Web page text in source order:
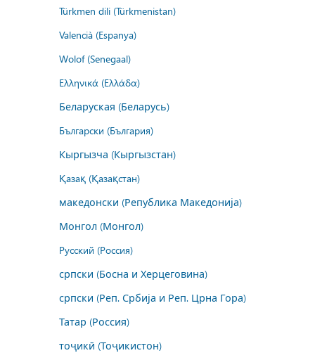
Türkmen dili (Türkmenistan)
Valencià (Espanya)
Wolof (Senegaal)
Ελληνικά (Ελλάδα)
Беларуская (Беларусь)
Български (България)
Кыргызча (Кыргызстан)
Қазақ (Қазақстан)
македонски (Република Македонија)
Монгол (Монгол)
Русский (Россия)
српски (Босна и Херцеговина)
српски (Реп. Србија и Реп. Црна Гора)
Татар (Россия)
тоҷикӣ (Тоҷикистон)